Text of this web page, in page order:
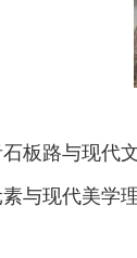
路与现代文
与现代美学